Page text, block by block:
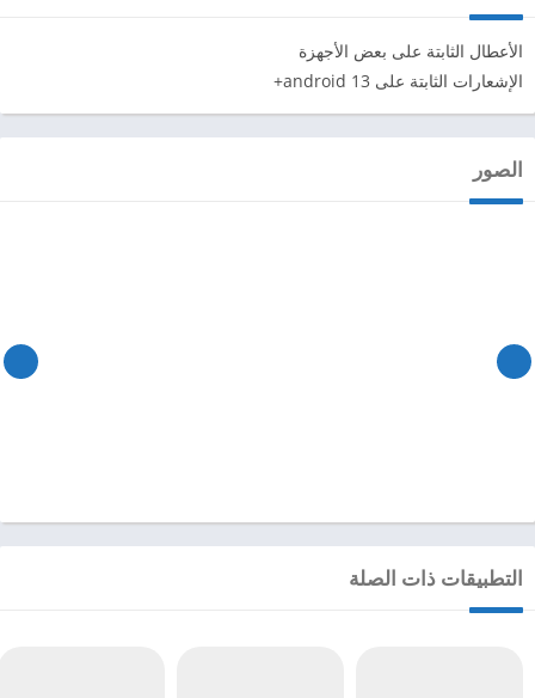
الأعطال الثابتة على بعض الأجهزة
الإشعارات الثابتة على android 13+
الصور
التطبيقات ذات الصلة